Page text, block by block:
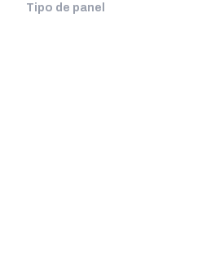
Tipo de panel